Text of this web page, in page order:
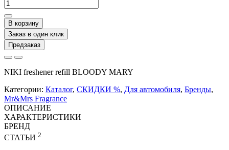
В корзину
Заказ в один клик
Предзаказ
NIKI freshener refill BLOODY MARY
Категории: Каталог, СКИДКИ %, Для автомобиля, Бренды,
Mr&Mrs Fragrance
ОПИСАНИЕ
ХАРАКТЕРИСТИКИ
БРЕНД
СТАТЬИ 2